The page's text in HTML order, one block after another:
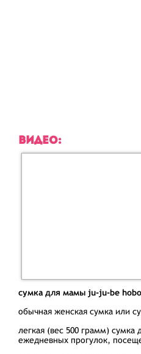
ВИДЕО:
сумка для мамы ju-ju-be
обычная женская сумка или
легкая (вес 500 грамм)
ежедневных прогулок,